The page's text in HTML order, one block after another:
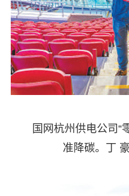
国网杭州供电公司“
准降碳。丁